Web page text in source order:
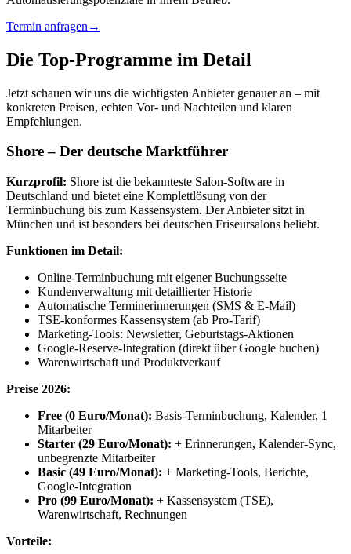
Termin anfragen →
Die Top-Programme im Detail
Jetzt schauen wir uns die wichtigsten Anbieter genauer an – mit
konkreten Preisen, echten Vor- und Nachteilen und klaren
Empfehlungen.
Shore – Der deutsche Marktführer
Kurzprofil: Shore ist die bekannteste Salon-Software in
Deutschland und bietet eine Komplettlösung von der
Terminbuchung bis zum Kassensystem. Der Anbieter sitzt in
München und ist besonders bei deutschen Friseursalons beliebt.
Funktionen im Detail:
Online-Terminbuchung mit eigener Buchungsseite
Kundenverwaltung mit detaillierter Historie
Automatische Terminerinnerungen (SMS & E-Mail)
TSE-konformes Kassensystem (ab Pro-Tarif)
Marketing-Tools: Newsletter, Geburtstags-Aktionen
Google-Reserve-Integration (direkt über Google buchen)
Warenwirtschaft und Produktverkauf
Preise 2026:
Free (0 Euro/Monat): Basis-Terminbuchung, Kalender, 1
Mitarbeiter
Starter (29 Euro/Monat): + Erinnerungen, Kalender-Sync,
unbegrenzte Mitarbeiter
Basic (49 Euro/Monat): + Marketing-Tools, Berichte,
Google-Integration
Pro (99 Euro/Monat): + Kassensystem (TSE),
Warenwirtschaft, Rechnungen
Vorteile: